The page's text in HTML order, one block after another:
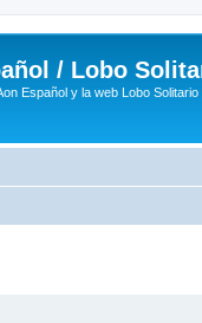
/ Lobo
Español y la web Lobo